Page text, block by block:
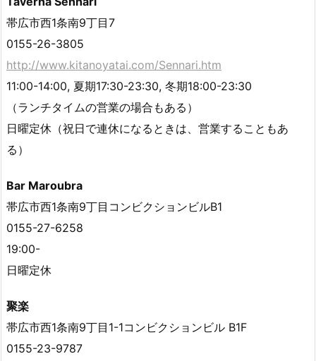
帯広市西1条南9丁目7
0155-26-3805
http://www.kitanoyatai.com/Sennari.htm
11:00-14:00, 夏期17:30-23:30, 冬期18:00-23:30
（ランチタイムの営業の場合もある）
日曜定休（祝日で連休になるときは、営業することもあ
る）
Bar Maroubra
帯広市西1条南9丁目コンビクションビルB1
0155-27-6258
19:00-
日曜定休
聚楽
帯広市西1条南9丁目1-1コンビクションビル B1F
0155-23-9787